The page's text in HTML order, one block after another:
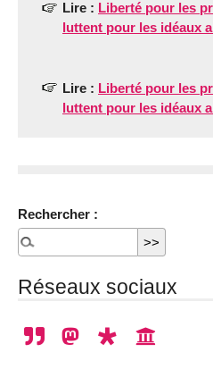
Lire : Liberté pour les
luttent pour les idéaux
Lire : Liberté pour les
luttent pour les idéaux
Rechercher :
Réseaux sociaux